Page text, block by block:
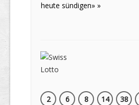
heute sündigen» »
2
6 8 14 38